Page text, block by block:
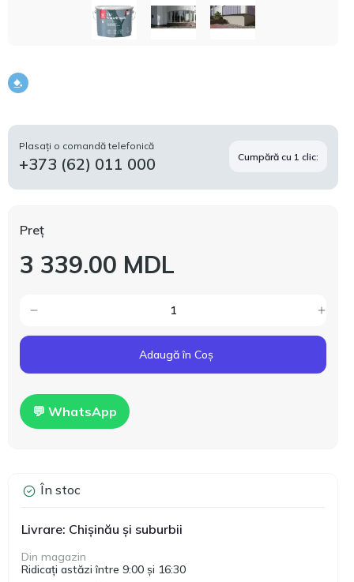
Plasați o comandă telefonică
+373 (62) 011 000 Cumpără cu 1 clic:
Preț
3 339.00 MDL
Adaugă în Coș
💬 WhatsApp
În stoc
Livrare: Chișinău și suburbii
Din magazin
Ridicați astăzi între 9:00 și 16:30